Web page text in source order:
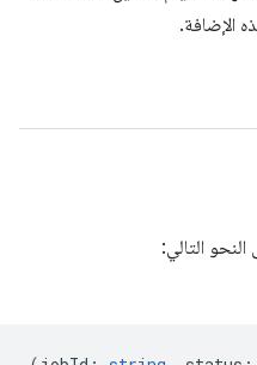
الإضافة.
النحو التالي: